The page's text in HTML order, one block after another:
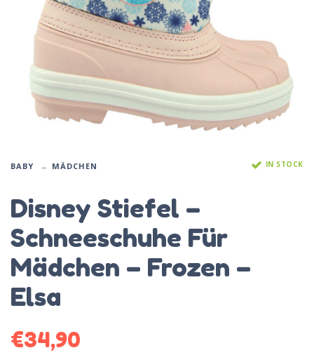
BABY MÄDCHEN IN STOCK
Disney Stiefel –
Schneeschuhe Für
Mädchen – Frozen –
Elsa
€34,90